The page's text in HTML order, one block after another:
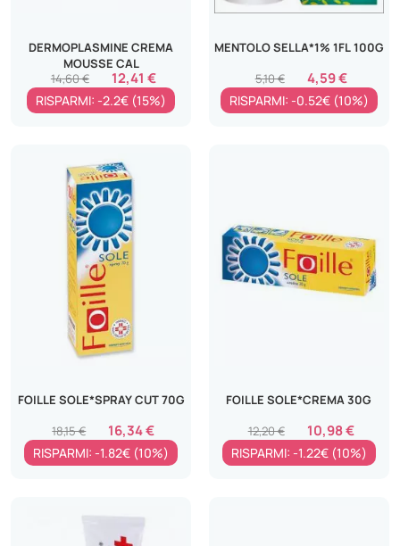
DERMOPLASMINE CREMA
MOUSSE CAL
12,41 €
14,60 €
RISPARMI: -2.2€ (15%)
MENTOLO SELLA*1% 1FL 100G
4,59 €
5,10 €
RISPARMI: -0.52€ (10%)
FOILLE SOLE*SPRAY CUT 70G
16,34 €
18,15 €
RISPARMI: -1.82€ (10%)
FOILLE SOLE*CREMA 30G
10,98 €
12,20 €
RISPARMI: -1.22€ (10%)